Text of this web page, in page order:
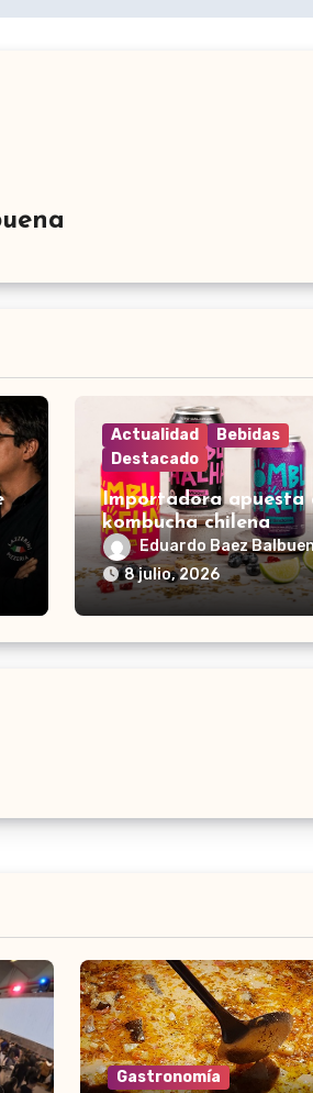
Actualidad
Bebidas
Destacado
Importadora apuesta
kombucha chilena
Eduardo Baez
8 julio, 2026
Gastronomía